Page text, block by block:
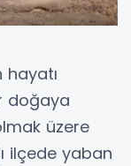
hayatı
doğaya
üzere
ilçede yaban